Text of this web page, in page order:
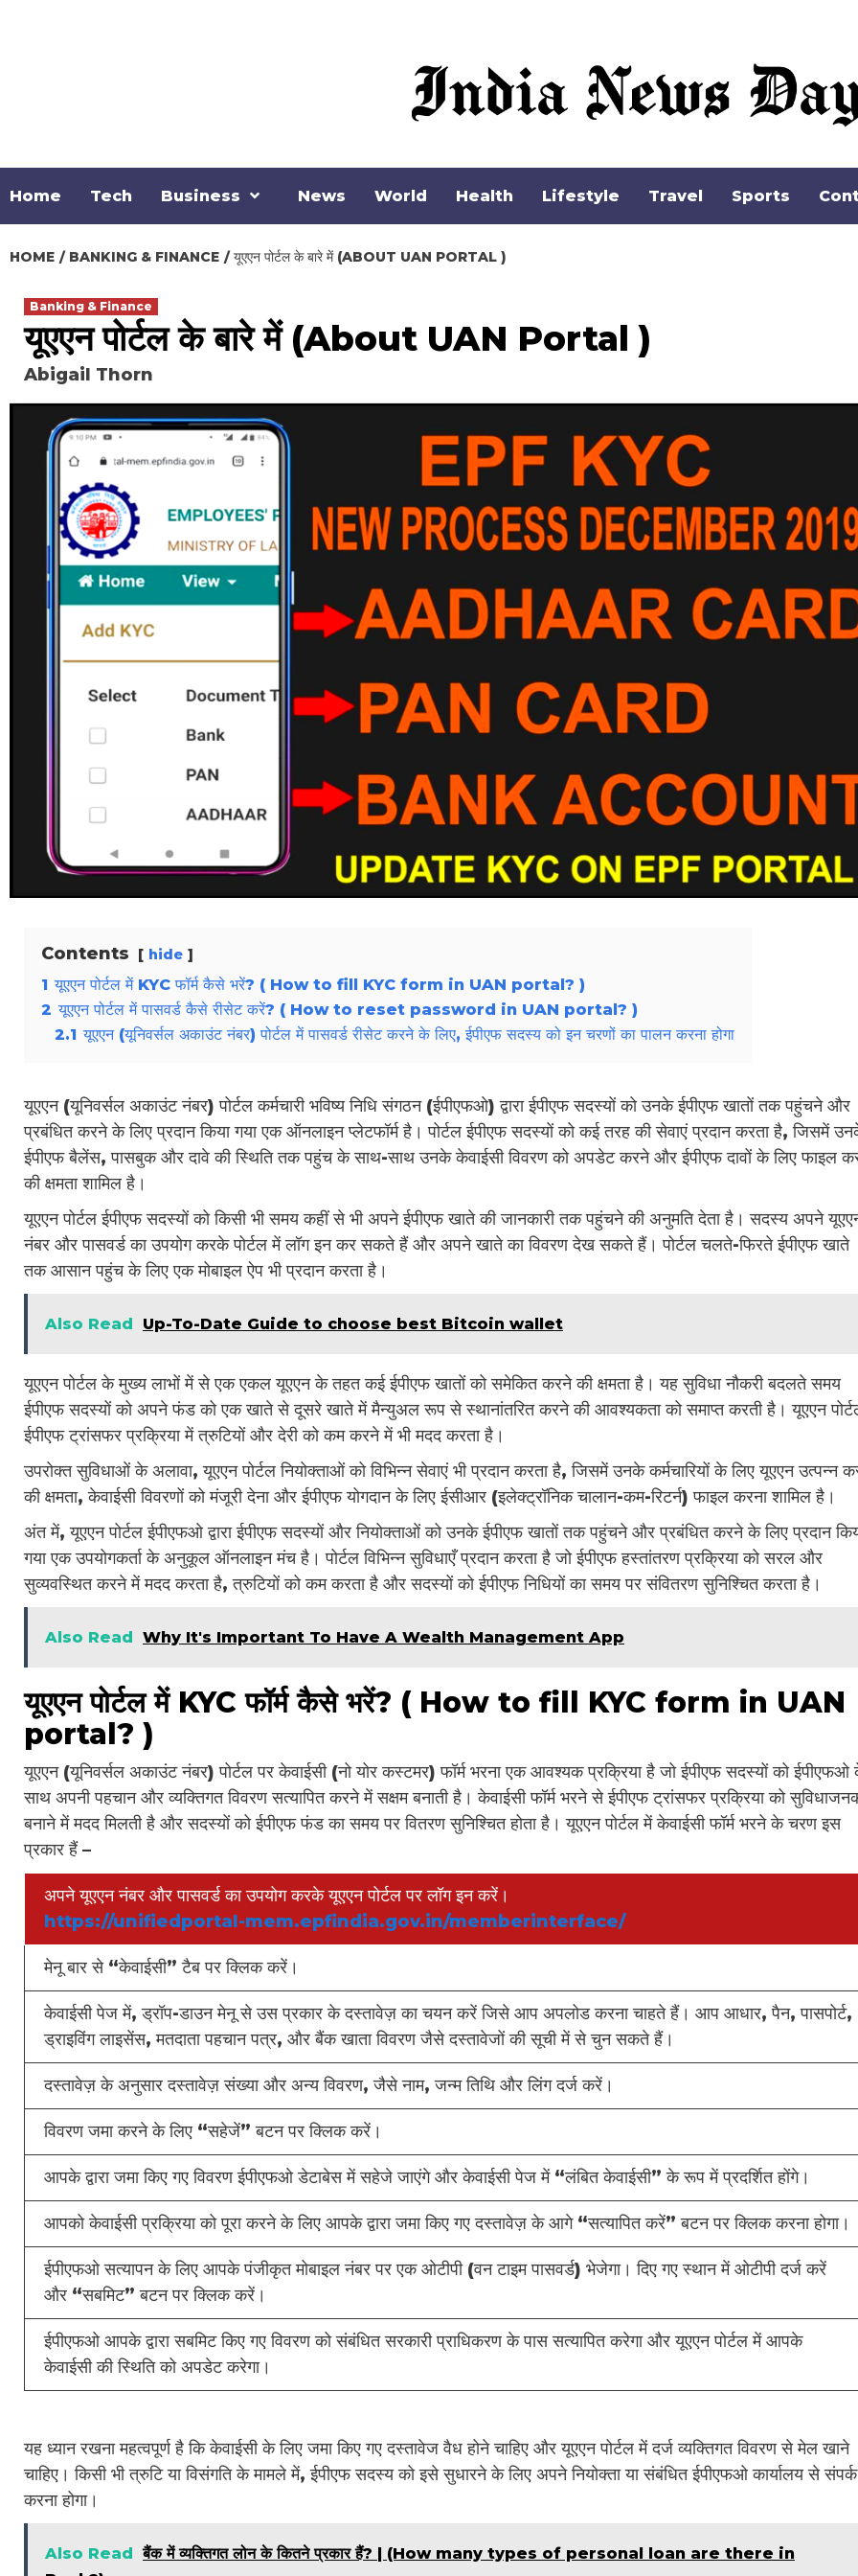
Home Tech Business News World Health Lifestyle Travel Sports
HOME BANKING & FINANCE यूएएन पोर्टल के बारे में (ABOUT UAN PORTAL )
Banking & Finance
यूएएन पोर्टल के बारे में (About UAN Portal )
Abigail Thorn
Contents hide
1 यूएएन पोर्टल में KYC फॉर्म कैसे भरें? ( How to fill KYC form in UAN portal? )
2 यूएएन पोर्टल में पासवर्ड कैसे रीसेट करें? ( How to reset password in UAN portal? )
2.1 यूएएन (यूनिवर्सल अकाउंट नंबर) पोर्टल में पासवर्ड रीसेट करने के लिए, ईपीएफ सदस्य को इन चरणों का पालन करना होगा
यूएएन (यूनिवर्सल अकाउंट नंबर) पोर्टल कर्मचारी भविष्य निधि संगठन (ईपीएफओ) द्वारा ईपीएफ सदस्यों को उनके ईपीएफ खातों तक पहुंचने और
प्रबंधित करने के लिए प्रदान किया गया एक ऑनलाइन प्लेटफॉर्म है। पोर्टल ईपीएफ सदस्यों को कई तरह की सेवाएं प्रदान करता है, जिसमें
ईपीएफ बैलेंस, पासबुक और दावे की स्थिति तक पहुंच के साथ-साथ उनके केवाईसी विवरण को अपडेट करने और ईपीएफ दावों के लिए फाइल
की क्षमता शामिल है।
यूएएन पोर्टल ईपीएफ सदस्यों को किसी भी समय कहीं से भी अपने ईपीएफ खाते की जानकारी तक पहुंचने की अनुमति देता है। सदस्य अपने
नंबर और पासवर्ड का उपयोग करके पोर्टल में लॉग इन कर सकते हैं और अपने खाते का विवरण देख सकते हैं। पोर्टल चलते-फिरते ईपीएफ खाते
तक आसान पहुंच के लिए एक मोबाइल ऐप भी प्रदान करता है।
Also Read Up-To-Date Guide to choose best Bitcoin wallet
यूएएन पोर्टल के मुख्य लाभों में से एक एकल यूएएन के तहत कई ईपीएफ खातों को समेकित करने की क्षमता है। यह सुविधा नौकरी बदलते समय
ईपीएफ सदस्यों को अपने फंड को एक खाते से दूसरे खाते में मैन्युअल रूप से स्थानांतरित करने की आवश्यकता को समाप्त करती है। यूएएन
ईपीएफ ट्रांसफर प्रक्रिया में त्रुटियों और देरी को कम करने में भी मदद करता है।
उपरोक्त सुविधाओं के अलावा, यूएएन पोर्टल नियोक्ताओं को विभिन्न सेवाएं भी प्रदान करता है, जिसमें उनके कर्मचारियों के लिए यूएएन उत्पन्न
की क्षमता, केवाईसी विवरणों को मंजूरी देना और ईपीएफ योगदान के लिए ईसीआर (इलेक्ट्रॉनिक चालान-कम-रिटर्न) फाइल करना शामिल है।
अंत में, यूएएन पोर्टल ईपीएफओ द्वारा ईपीएफ सदस्यों और नियोक्ताओं को उनके ईपीएफ खातों तक पहुंचने और प्रबंधित करने के लिए प्रदान
गया एक उपयोगकर्ता के अनुकूल ऑनलाइन मंच है। पोर्टल विभिन्न सुविधाएँ प्रदान करता है जो ईपीएफ हस्तांतरण प्रक्रिया को सरल और
सुव्यवस्थित करने में मदद करता है, त्रुटियों को कम करता है और सदस्यों को ईपीएफ निधियों का समय पर संवितरण सुनिश्चित करता है।
Also Read Why It's Important To Have A Wealth Management App
यूएएन पोर्टल में KYC फॉर्म कैसे भरें? ( How to fill KYC form in UAN
portal? )
यूएएन (यूनिवर्सल अकाउंट नंबर) पोर्टल पर केवाईसी (नो योर कस्टमर) फॉर्म भरना एक आवश्यक प्रक्रिया है जो ईपीएफ सदस्यों को ईपीएफओ
साथ अपनी पहचान और व्यक्तिगत विवरण सत्यापित करने में सक्षम बनाती है। केवाईसी फॉर्म भरने से ईपीएफ ट्रांसफर प्रक्रिया को
बनाने में मदद मिलती है और सदस्यों को ईपीएफ फंड का समय पर वितरण सुनिश्चित होता है। यूएएन पोर्टल में केवाईसी फॉर्म भरने के चरण इस
प्रकार हैं –
अपने यूएएन नंबर और पासवर्ड का उपयोग करके यूएएन पोर्टल पर लॉग इन करें।
https://unifiedportal-mem.epfindia.gov.in/memberinterface/
मेनू बार से “केवाईसी” टैब पर क्लिक करें।
केवाईसी पेज में, ड्रॉप-डाउन मेनू से उस प्रकार के दस्तावेज़ का चयन करें जिसे आप अपलोड करना चाहते हैं। आप आधार, पैन, पासपोर्ट,
ड्राइविंग लाइसेंस, मतदाता पहचान पत्र, और बैंक खाता विवरण जैसे दस्तावेजों की सूची में से चुन सकते हैं।
दस्तावेज़ के अनुसार दस्तावेज़ संख्या और अन्य विवरण, जैसे नाम, जन्म तिथि और लिंग दर्ज करें।
विवरण जमा करने के लिए “सहेजें” बटन पर क्लिक करें।
आपके द्वारा जमा किए गए विवरण ईपीएफओ डेटाबेस में सहेजे जाएंगे और केवाईसी पेज में “लंबित केवाईसी” के रूप में प्रदर्शित होंगे।
आपको केवाईसी प्रक्रिया को पूरा करने के लिए आपके द्वारा जमा किए गए दस्तावेज़ के आगे “सत्यापित करें” बटन पर क्लिक करना होगा।
ईपीएफओ सत्यापन के लिए आपके पंजीकृत मोबाइल नंबर पर एक ओटीपी (वन टाइम पासवर्ड) भेजेगा। दिए गए स्थान में ओटीपी दर्ज करें
और “सबमिट” बटन पर क्लिक करें।
ईपीएफओ आपके द्वारा सबमिट किए गए विवरण को संबंधित सरकारी प्राधिकरण के पास सत्यापित करेगा और यूएएन पोर्टल में आपके
केवाईसी की स्थिति को अपडेट करेगा।
यह ध्यान रखना महत्वपूर्ण है कि केवाईसी के लिए जमा किए गए दस्तावेज वैध होने चाहिए और यूएएन पोर्टल में दर्ज व्यक्तिगत विवरण से मेल खाने
चाहिए। किसी भी त्रुटि या विसंगति के मामले में, ईपीएफ सदस्य को इसे सुधारने के लिए अपने नियोक्ता या संबंधित ईपीएफओ कार्यालय से संपर्क
करना होगा।
Also Read बैंक में व्यक्तिगत लोन के कितने प्रकार हैं? | (How many types of personal loan are there in